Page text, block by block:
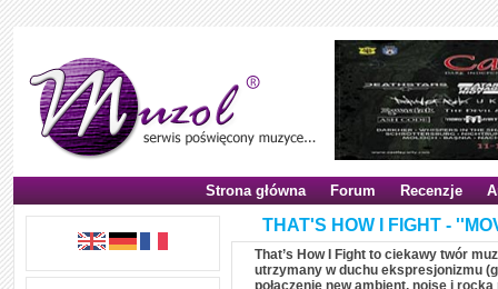
Strona główna Forum Recenzje
THAT'S HOW I FIGHT -
That’s How I Fight to ciekawy twór
utrzymany w duchu ekspresjonizmu
połączenie new ambient, noise i